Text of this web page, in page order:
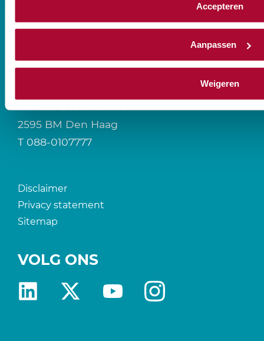
Accepteren
Aanpassen
Weigeren
CONTACT
2595 BM Den Haag
T 088-0107777
Disclaimer
Privacy statement
Sitemap
VOLG ONS